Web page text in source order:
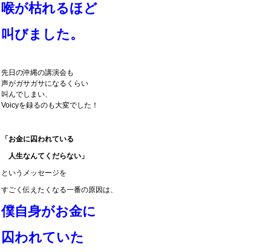
喉が枯れるほど
叫びました。
先日の沖縄の講演会も
声がガサガサになるくらい
叫んでしまい、
Voicyを録るのも大変でした！
「お金に囚われている
人生なんてくだらない」
というメッセージを
すごく伝えたくなる一番の原因は、
僕自身がお金に
囚われていた